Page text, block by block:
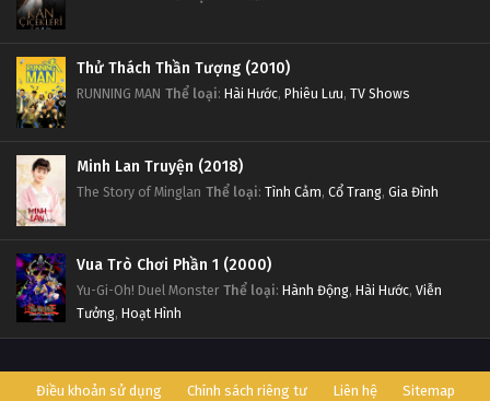
Thử Thách Thần Tượng (2010)
RUNNING MAN Thể loại: Hài Hước, Phiêu Lưu, TV Shows
Minh Lan Truyện (2018)
The Story of Minglan Thể loại: Tình Cảm, Cổ Trang, Gia Đình
Vua Trò Chơi Phần 1 (2000)
Yu-Gi-Oh! Duel Monster Thể loại: Hành Động, Hài Hước, Viễn
Tưởng, Hoạt Hình
Điều khoản sử dụng Chính sách riêng tư Liên hệ Sitemap